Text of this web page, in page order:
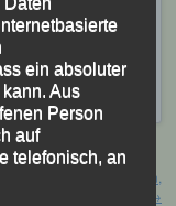
mitGeorg
,
Bundessportfest – Essen,
→
ein absoluter
Aus
Person
auf
telefonisch, an